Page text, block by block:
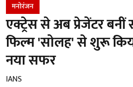
मनोरंजन
एक्ट्रेस से अब प्रेजेंटर बनीं
फिल्म 'सोलह' से शुरू
नया सफर
IANS